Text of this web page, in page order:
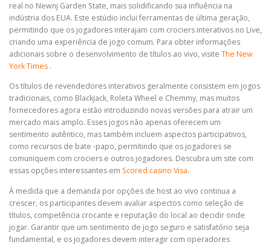
real no Newnj Garden State, mais solidificando sua influência na
indústria dos EUA. Este estúdio inclui ferramentas de última geração,
permitindo que os jogadores interajam com crociers interativos no Live,
criando uma experiência de jogo comum. Para obter informações
adicionais sobre o desenvolvimento de títulos ao vivo, visite The New
York Times .
Os títulos de revendedores interativos geralmente consistem em jogos
tradicionais, como Blackjack, Roleta Wheel e Chemmy, mas muitos
fornecedores agora estão introduzindo novas versões para atrair um
mercado mais amplo. Esses jogos não apenas oferecem um
sentimento autêntico, mas também incluem aspectos participativos,
como recursos de bate -papo, permitindo que os jogadores se
comuniquem com crociers e outros jogadores. Descubra um site com
essas opções interessantes em Scored casino Visa.
À medida que a demanda por opções de host ao vivo continua a
crescer, os participantes devem avaliar aspectos como seleção de
títulos, competência crocante e reputação do local ao decidir onde
jogar. Garantir que um sentimento de jogo seguro e satisfatório seja
fundamental, e os jogadores devem interagir com operadores